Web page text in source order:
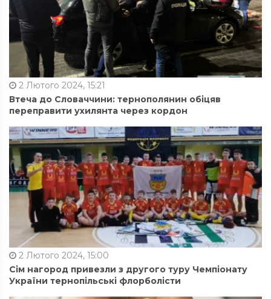
2 Лютого 2024, 15:21
Втеча до Словаччини: тернополянин обіцяв
переправити ухилянта через кордон
2 Лютого 2024, 15:00
Сім нагород привезли з другого туру Чемпіонату
України тернопільські флорболісти